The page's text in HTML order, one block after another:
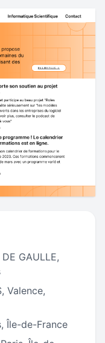
GAULLE,
Valence,
, Île-de-France